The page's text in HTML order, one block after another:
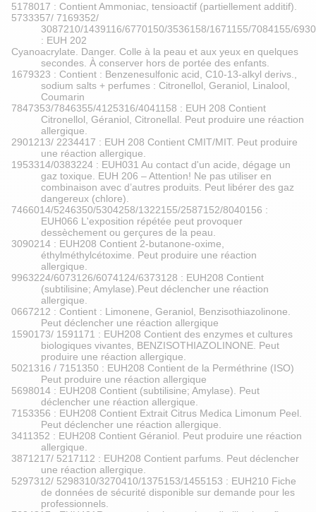
5178017 : Contient Ammoniac, tensioactif (partiellement additif).
5733357/ 7169352/
3087210/1439116/6770150/3536158/1671155/7084155/
: EUH 202
Cyanoacrylate. Danger. Colle à la peau et aux yeux en quelques
secondes. À conserver hors de portée des enfants.
1679323 : Contient : Benzenesulfonic acid, C10-13-alkyl derivs.,
sodium salts + perfumes : Citronellol, Geraniol, Linalool,
Coumarin
7847353/7846355/4125316/4041158 : EUH 208 Contient
Citronellol, Géraniol, Citronellal. Peut produire une réaction
allergique.
2901213/ 2234417 : EUH 208 Contient CMIT/MIT. Peut produire
une réaction allergique.
1953314/0383224 : EUH031 Au contact d'un acide, dégage un
gaz toxique. EUH 206 – Attention! Ne pas utiliser en
combinaison avec d’autres produits. Peut libérer des gaz
dangereux (chlore).
7466014/5246350/5304258/1322155/2587152/8040156 :
EUH066 L'exposition répétée peut provoquer
dessèchement ou gerçures de la peau.
3090214 : EUH208 Contient 2-butanone-oxime,
éthylméthylcétoxime. Peut produire une réaction
allergique.
9963224/6073126/6074124/6373128 : EUH208 Contient
(subtilisine; Amylase).Peut déclencher une réaction
allergique.
0667212 : Contient : Limonene, Geraniol, Benzisothiazolinone.
Peut déclencher une réaction allergique
1590173/ 1591171 : EUH208 Contient des enzymes et cultures
biologiques vivantes, BENZISOTHIAZOLINONE. Peut
produire une réaction allergique.
5021316 / 7151350 : EUH208 Contient de la Perméthrine (ISO)
Peut produire une réaction allergique
5698014 : EUH208 Contient (subtilisine; Amylase). Peut
déclencher une réaction allergique.
7153356 : EUH208 Contient Extrait Citrus Medica Limonum Peel.
Peut déclencher une réaction allergique.
3411352 : EUH208 Contient Géraniol. Peut produire une réaction
allergique.
3871217/ 5217112 : EUH208 Contient parfums. Peut déclencher
une réaction allergique.
5297312/ 5298310/3270410/1375153/1455153 : EUH210 Fiche
de données de sécurité disponible sur demande pour les
professionnels.